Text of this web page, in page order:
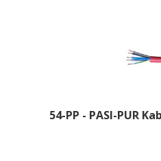
54-PP - PASI-PUR